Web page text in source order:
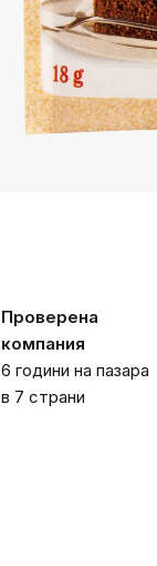
Проверена
компания
6 години на пазара
в 7 страни